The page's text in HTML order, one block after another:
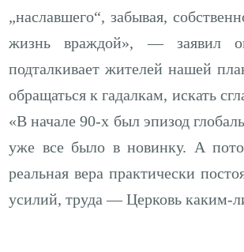
„наславшего“, забывая,
жизнь враждой», — заявил
подталкивает жителей нашей
обращаться к гадалкам, искать
«В начале 90-х был эпизод
уже все было в новинку. А
реальная вера практически
усилий, труда — Церковь каким-